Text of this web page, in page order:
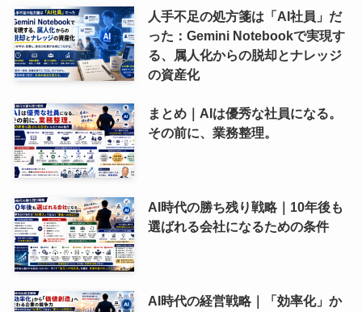
人手不足の処方箋は「AI社員」だ
った：Gemini Notebookで実現す
る、属人化からの脱却とナレッジ
の資産化
まとめ｜AIは優秀な社員になる。
その前に、業務整理。
AI時代の勝ち残り戦略｜10年後も
選ばれる会社になるための条件
AI時代の経営戦略｜「効率化」か